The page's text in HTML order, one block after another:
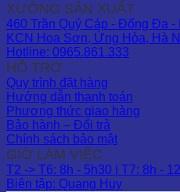
XƯỞNG SẢN XUẤT
460 Trần Quý Cáp - Đống Đa -
KCN Hoa Sơn, Ứng Hòa, Hà
Hotline: 0965.861.333
HỖ TRỢ
Quy trình đặt hàng
Hướng dẫn thanh toán
Phương thức giao hàng
Bảo hành – Đổi trả
Chính sách bảo mật
GIỜ LÀM VIỆC
T2 -> T6: 8h - 5h30 | T7: 8h -
Biên tập: Quang Huy